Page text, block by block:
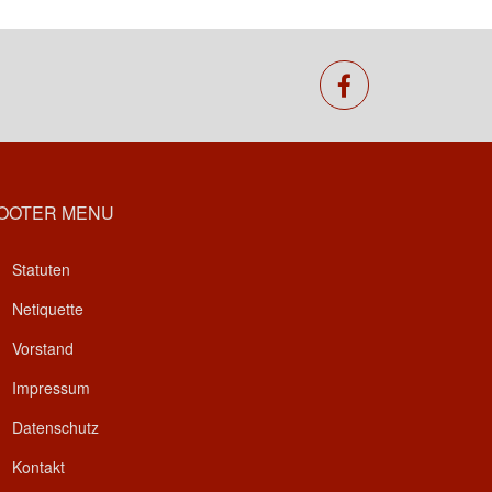
facebook
MENU
Statuten
Netiquette
Vorstand
Impressum
Datenschutz
Kontakt